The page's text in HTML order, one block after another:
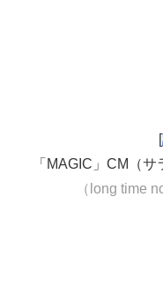
[
「MAGIC」CM（
（long time